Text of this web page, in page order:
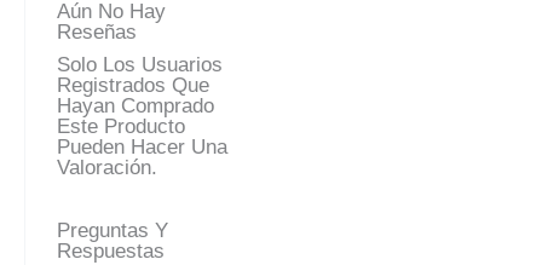
Aún No Hay
Reseñas
Solo Los Usuarios
Registrados Que
Hayan Comprado
Este Producto
Pueden Hacer Una
Valoración.
Preguntas Y
Respuestas